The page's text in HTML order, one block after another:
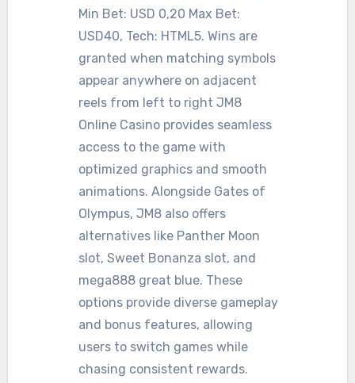
Min Bet: USD 0,20 Max Bet:
USD40, Tech: HTML5. Wins are
granted when matching symbols
appear anywhere on adjacent
reels from left to right JM8
Online Casino provides seamless
access to the game with
optimized graphics and smooth
animations. Alongside Gates of
Olympus, JM8 also offers
alternatives like Panther Moon
slot, Sweet Bonanza slot, and
mega888 great blue. These
options provide diverse gameplay
and bonus features, allowing
users to switch games while
chasing consistent rewards.